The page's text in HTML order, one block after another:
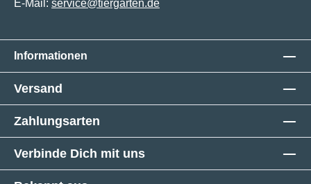
E-Mail: service@tiergarten.de
Informationen
Versand
Zahlungsarten
Verbinde Dich mit uns